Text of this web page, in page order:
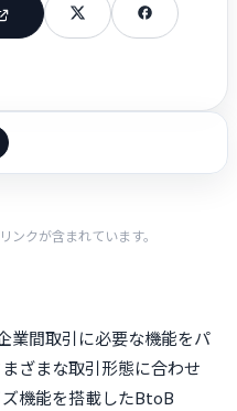
クが含まれています。
業間取引に必要な機能をパ
ざまな取引形態に合わせ
機能を搭載したBtoB